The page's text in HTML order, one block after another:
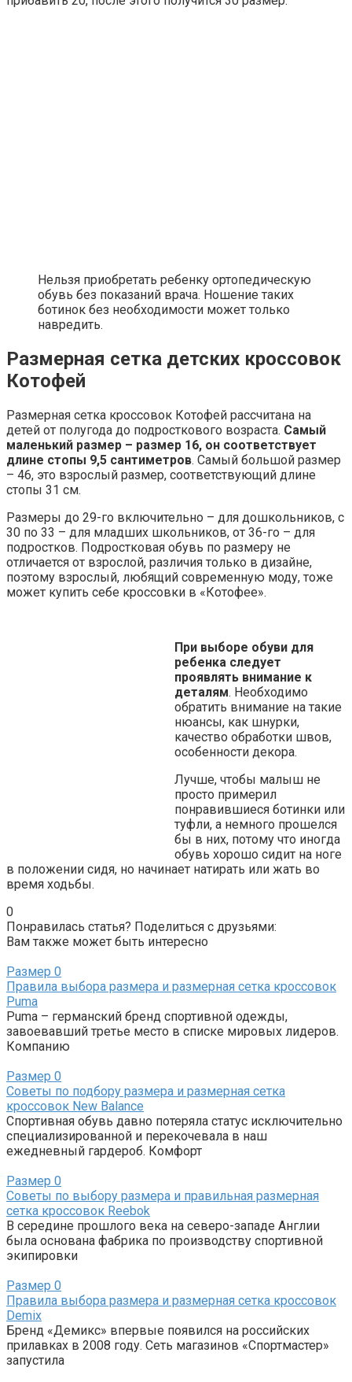
Нельзя приобретать ребенку ортопедическую
обувь без показаний врача. Ношение таких
ботинок без необходимости может только
навредить.
Размерная сетка детских кроссовок
Котофей
Размерная сетка кроссовок Котофей рассчитана на
детей от полугода до подросткового возраста. Самый
маленький размер – размер 16, он соответствует
длине стопы 9,5 сантиметров. Самый большой размер
– 46, это взрослый размер, соответствующий длине
стопы 31 см.
Размеры до 29-го включительно – для дошкольников, с
30 по 33 – для младших школьников, от 36-го – для
подростков. Подростковая обувь по размеру не
отличается от взрослой, различия только в дизайне,
поэтому взрослый, любящий современную моду, тоже
может купить себе кроссовки в «Котофее».
При выборе обуви для
ребенка следует
проявлять внимание к
деталям. Необходимо
обратить внимание на такие
нюансы, как шнурки,
качество обработки швов,
особенности декора.
Лучше, чтобы малыш не
просто примерил
понравившиеся ботинки или
туфли, а немного прошелся
бы в них, потому что иногда
обувь хорошо сидит на ноге
в положении сидя, но начинает натирать или жать во
время ходьбы.
0
Понравилась статья? Поделиться с друзьями:
Вам также может быть интересно
Размер 0
Правила выбора размера и размерная сетка кроссовок
Puma
Puma – германский бренд спортивной одежды,
завоевавший третье место в списке мировых лидеров.
Компанию
Размер 0
Советы по подбору размера и размерная сетка
кроссовок New Balance
Спортивная обувь давно потеряла статус исключительно
специализированной и перекочевала в наш
ежедневный гардероб. Комфорт
Размер 0
Советы по выбору размера и правильная размерная
сетка кроссовок Reebok
В середине прошлого века на северо-западе Англии
была основана фабрика по производству спортивной
экипировки
Размер 0
Правила выбора размера и размерная сетка кроссовок
Demix
Бренд «Демикс» впервые появился на российских
прилавках в 2008 году. Сеть магазинов «Спортмастер»
запустила